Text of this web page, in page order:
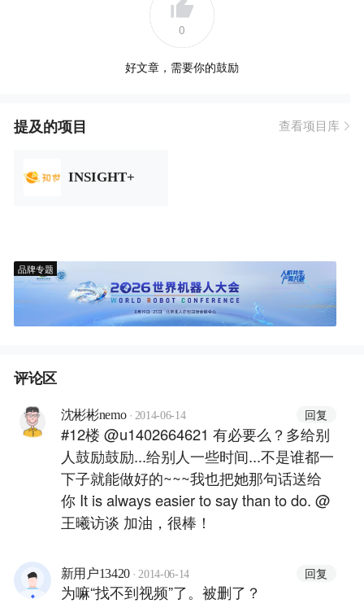
0
好文章，需要你的鼓励
提及的项目 查看项目库
INSIGHT+
品牌专题
评论区
沈彬彬nemo · 2014-06-14 回复
#12楼 @u1402664621 有必要么？多给别
人鼓励鼓励...给别人一些时间...不是谁都一
下子就能做好的~~~我也把她那句话送给
你 It is always easier to say than to do. @
王曦访谈 加油，很棒！
新用户13420 · 2014-06-14 回复
为嘛“找不到视频”了。被删了？